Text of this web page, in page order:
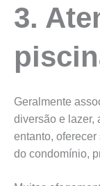
3.
Geralmente
diversão e lazer,
entanto,
do condomínio,